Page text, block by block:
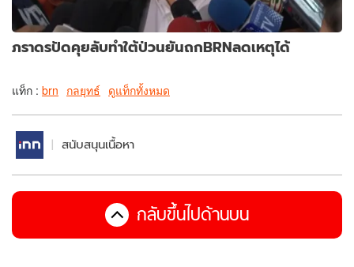
ภราดรปัดคุยลับทำใต้ป่วนยันถกBRNลดเหตุได้
แท็ก : brn กลยุทธ์ ดูแท็กทั้งหมด
สนับสนุนเนื้อหา
กลับขึ้นไปด้านบน